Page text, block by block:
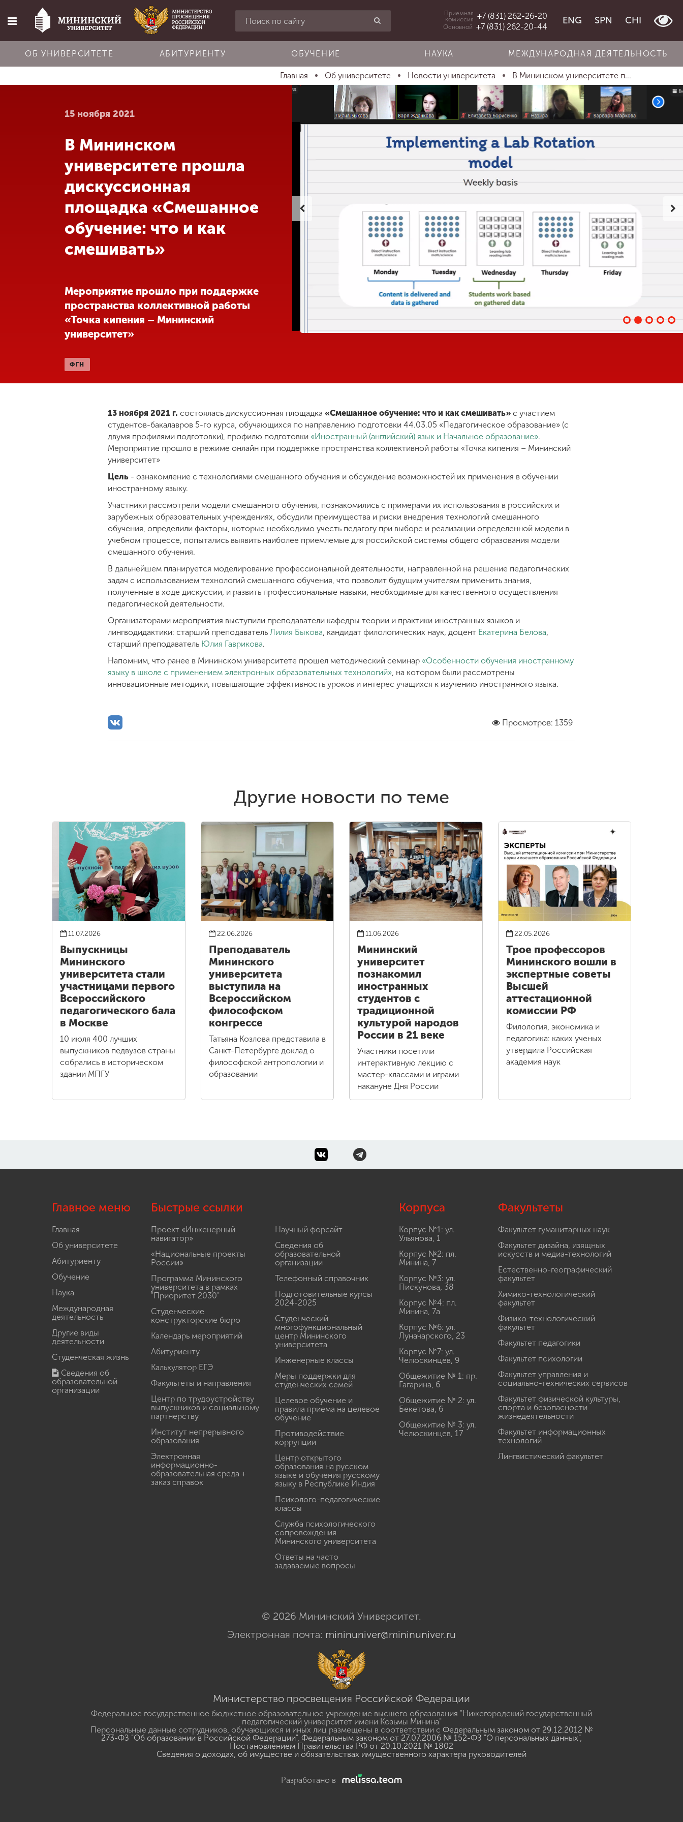
Главная
Об университете
Абитуриенту
Обучение
Международная
деятельность
Другие виды
деятельности
Студенческая
Сведения об
образовательной
Приемная
комиссия +7 (831) 262-26-20
Основной +7 (831) 262-20-44
ENG SPN CHI
ОБ УНИВЕРСИТЕТЕ АБИТУРИЕНТУ ОБУЧЕНИЕ НАУКА МЕЖДУНАРОДНАЯ ДЕЯТЕЛЬНОСТЬ
Главная Об университете Новости университета В Мининском университете п...
15 ноября 2021
В Мининском
университете прошла
дискуссионная
площадка «Смешанное
обучение: что и как
смешивать»
Мероприятие прошло при поддержке
пространства коллективной работы
«Точка кипения – Мининский
университет»
ФГН
13 ноября 2021 г. состоялась дискуссионная площадка «Смешанное обучение: что и как смешивать» с участием
студентов-бакалавров 5-го курса, обучающихся по направлению подготовки 44.03.05 «Педагогическое образование» (с
двумя профилями подготовки), профилю подготовки «Иностранный (английский) язык и Начальное образование».
Мероприятие прошло в режиме онлайн при поддержке пространства коллективной работы «Точка кипения – Мининский
университет»
Цель - ознакомление с технологиями смешанного обучения и обсуждение возможностей их применения в обучении
иностранному языку.
Участники рассмотрели модели смешанного обучения, познакомились с примерами их использования в российских и
зарубежных образовательных учреждениях, обсудили преимущества и риски внедрения технологий смешанного
обучения, определили факторы, которые необходимо учесть педагогу при выборе и реализации определенной модели в
учебном процессе, попытались выявить наиболее приемлемые для российской системы общего образования модели
смешанного обучения.
В дальнейшем планируется моделирование профессиональной деятельности, направленной на решение педагогических
задач с использованием технологий смешанного обучения, что позволит будущим учителям применить знания,
полученные в ходе дискуссии, и развить профессиональные навыки, необходимые для качественного осуществления
педагогической деятельности.
Организаторами мероприятия выступили преподаватели кафедры теории и практики иностранных языков и
лингводидактики: старший преподаватель Лилия Быкова, кандидат филологических наук, доцент Екатерина Белова,
старший преподаватель Юлия Гаврикова.
Напомним, что ранее в Мининском университете прошел методический семинар «Особенности обучения иностранному
языку в школе с применением электронных образовательных технологий», на котором были рассмотрены
инновационные методики, повышающие эффективность уроков и интерес учащихся к изучению иностранного языка.
Просмотров: 1359
Другие новости по теме
11.07.2026
Выпускницы
Мининского
университета стали
участницами первого
Всероссийского
педагогического бала
в Москве
10 июля 400 лучших
выпускников педвузов страны
собрались в историческом
здании МПГУ
22.06.2026
Преподаватель
Мининского
университета
выступила на
Всероссийском
философском
конгрессе
Татьяна Козлова представила в
Санкт-Петербурге доклад о
философской антропологии и
образовании
11.06.2026
Мининский
университет
познакомил
иностранных
студентов с
традиционной
культурой народов
России в 21 веке
Участники посетили
интерактивную лекцию с
мастер-классами и играми
накануне Дня России
22.05.2026
Трое профессоров
Мининского вошли в
экспертные советы
Высшей
аттестационной
комиссии РФ
Филология, экономика и
педагогика: каких ученых
утвердила Российская
академия наук
Главное меню
Главная
Об университете
Абитуриенту
Обучение
Наука
Международная
деятельность
Другие виды
деятельности
Студенческая жизнь
Сведения об
образовательной
организации
Быстрые ссылки
Проект «Инженерный
навигатор»
«Национальные проекты
России»
Программа Мининского
университета в рамках
"Приоритет 2030"
Студенческие
конструкторские бюро
Календарь мероприятий
Абитуриенту
Калькулятор ЕГЭ
Факультеты и направления
Центр по трудоустройству
выпускников и социальному
партнерству
Институт непрерывного
образования
Электронная
информационно-
образовательная среда +
заказ справок
Научный форсайт
Сведения об
образовательной
организации
Телефонный справочник
Подготовительные курсы
2024-2025
Студенческий
многофункциональный
центр Мининского
университета
Инженерные классы
Меры поддержки для
студенческих семей
Целевое обучение и
правила приема на целевое
обучение
Противодействие
коррупции
Центр открытого
образования на русском
языке и обучения русскому
языку в Республике Индия
Психолого-педагогические
классы
Служба психологического
сопровождения
Мининского университета
Ответы на часто
задаваемые вопросы
Корпуса
Корпус №1: ул.
Ульянова, 1
Корпус №2: пл.
Минина, 7
Корпус №3: ул.
Пискунова, 38
Корпус №4: пл.
Минина, 7а
Корпус №6: ул.
Луначарского, 23
Корпус №7: ул.
Челюскинцев, 9
Общежитие № 1: пр.
Гагарина, 6
Общежитие № 2: ул.
Бекетова, 6
Общежитие № 3: ул.
Челюскинцев, 17
Факультеты
Факультет гуманитарных наук
Факультет дизайна, изящных
искусств и медиа-технологий
Естественно-географический
факультет
Химико-технологический
факультет
Физико-технологический
факультет
Факультет педагогики
Факультет психологии
Факультет управления и
социально-технических сервисов
Факультет физической культуры,
спорта и безопасности
жизнедеятельности
Факультет информационных
технологий
Лингвистический факультет
© 2026 Мининский Университет.
Электронная почта: mininuniver@mininuniver.ru
Министерство просвещения Российской Федерации
Федеральное государственное бюджетное образовательное учреждение высшего образования "Нижегородский государственный
педагогический университет имени Козьмы Минина"
Персональные данные сотрудников, обучающихся и иных лиц размещены в соответствии с Федеральным законом от 29.12.2012 №
273-ФЗ "Об образовании в Российской Федерации", Федеральным законом от 27.07.2006 № 152-ФЗ "О персональных данных",
Постановлением Правительства РФ от 20.10.2021 № 1802
Сведения о доходах, об имуществе и обязательствах имущественного характера руководителей
Разработано в